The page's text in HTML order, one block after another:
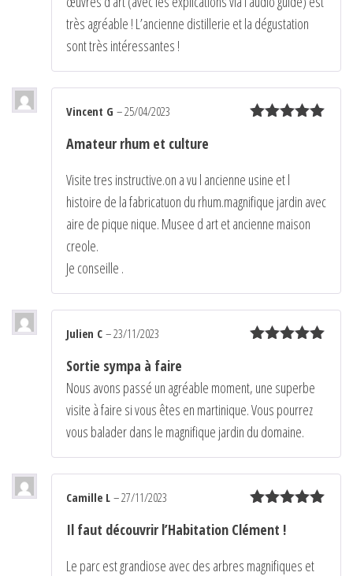
très agréable ! L’ancienne distillerie et la dégustation
sont très intéressantes !
Vincent G –25/04/2023
Amateur rhum et culture
Visite tres instructive.on a vu l ancienne usine et l
histoire de la fabricatuon du rhum.magnifique jardin avec
aire de pique nique. Musee d art et ancienne maison
creole.
Je conseille .
Julien C –23/11/2023
Sortie sympa à faire
Nous avons passé un agréable moment, une superbe
visite à faire si vous êtes en martinique. Vous pourrez
vous balader dans le magnifique jardin du domaine.
5
Camille L –27/11/2023
Il faut découvrir l’Habitation Clément !
Le parc est grandiose avec des arbres magnifiques et